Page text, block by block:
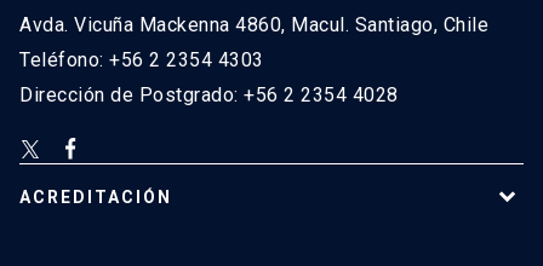
Avda. Vicuña Mackenna 4860, Macul. Santiago, Chile
Teléfono: +56 2 2354 4303
Dirección de Postgrado: +56 2 2354 4028
ACREDITACIÓN